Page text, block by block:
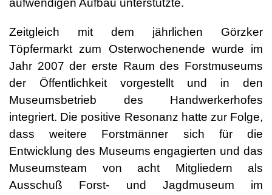
aufwendigen Aufbau unterstützte.
Zeitgleich mit dem jährlichen Görzker
Töpfermarkt zum Osterwochenende wurde im
Jahr 2007 der erste Raum des Forstmuseums
der Öffentlichkeit vorgestellt und in den
Museumsbetrieb des Handwerkerhofes
integriert. Die positive Resonanz hatte zur Folge,
dass weitere Forstmänner sich für die
Entwicklung des Museums engagierten und das
Museumsteam von acht Mitgliedern als
Ausschuß Forst- und Jagdmuseum im